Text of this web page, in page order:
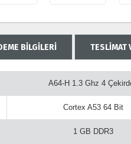
BİLGİLERİ TESLİMAT
A64-H 1.3 Ghz 4
Cortex A53 64 Bit
1 GB DDR3